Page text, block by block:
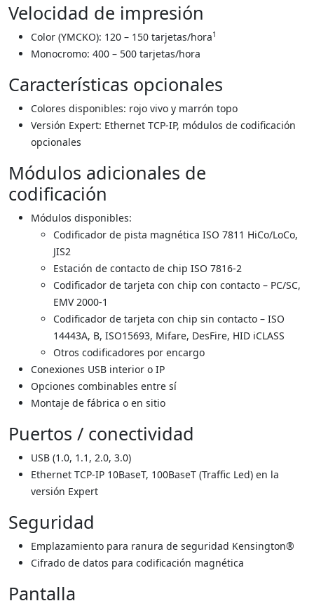
Velocidad de impresión
Color (YMCKO): 120 – 150 tarjetas/hora1
Monocromo: 400 – 500 tarjetas/hora
Características opcionales
Colores disponibles: rojo vivo y marrón topo
Versión Expert: Ethernet TCP-IP, módulos de codificación
opcionales
Módulos adicionales de
codificación
Módulos disponibles:
Codiﬁcador de pista magnética ISO 7811 HiCo/LoCo,
JIS2
Estación de contacto de chip ISO 7816-2
Codiﬁcador de tarjeta con chip con contacto – PC/SC,
EMV 2000-1
Codiﬁcador de tarjeta con chip sin contacto – ISO
14443A, B, ISO15693, Mifare, DesFire, HID iCLASS
Otros codiﬁcadores por encargo
Conexiones USB interior o IP
Opciones combinables entre sí
Montaje de fábrica o en sitio
Puertos / conectividad
USB (1.0, 1.1, 2.0, 3.0)
Ethernet TCP-IP 10BaseT, 100BaseT (Traffic Led) en la
versión Expert
Seguridad
Emplazamiento para ranura de seguridad Kensington®
Cifrado de datos para codificación magnética
Pantalla